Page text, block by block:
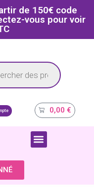
de 150€ code
vous pour voir
de la santé
0,00€